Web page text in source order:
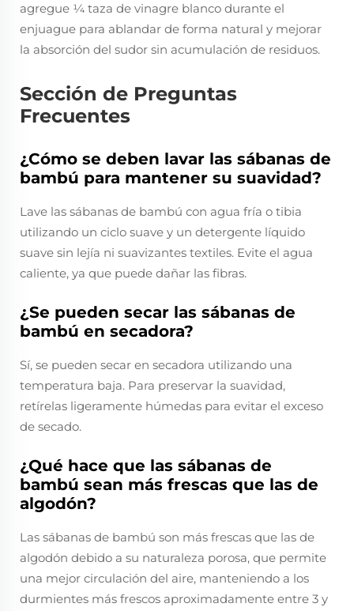
agregue ¼ taza de vinagre blanco durante el
enjuague para ablandar de forma natural y mejorar
la absorción del sudor sin acumulación de residuos.
Sección de Preguntas
Frecuentes
¿Cómo se deben lavar las sábanas de
bambú para mantener su suavidad?
Lave las sábanas de bambú con agua fría o tibia
utilizando un ciclo suave y un detergente líquido
suave sin lejía ni suavizantes textiles. Evite el agua
caliente, ya que puede dañar las fibras.
¿Se pueden secar las sábanas de
bambú en secadora?
Sí, se pueden secar en secadora utilizando una
temperatura baja. Para preservar la suavidad,
retírelas ligeramente húmedas para evitar el exceso
de secado.
¿Qué hace que las sábanas de
bambú sean más frescas que las de
algodón?
Las sábanas de bambú son más frescas que las de
algodón debido a su naturaleza porosa, que permite
una mejor circulación del aire, manteniendo a los
durmientes más frescos aproximadamente entre 3 y